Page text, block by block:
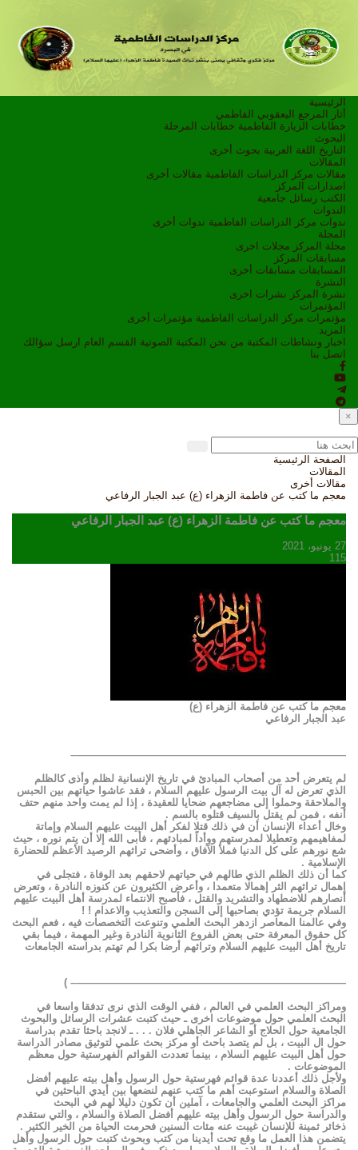
الرئيسية
أثار المرجع اليعقوبي الفاطمي
خطابات الزيارة الفاطمية خطابات المرحلة
البحوث
التاريخ
اللغة العربية بحوث أخرى
المقالات
مقالات مركز الدراسات الفاطمية مقالات أخرى
اصدارات المركز
الكتب رسائل جامعية
الندوات
ندوات مركز الدراسات الفاطمية ندوات أخرى
المجلة
مجلة المركز مجلات اخرى
مسابقات المركز
المسابقات مسابقات أخرى
النشرة
نشرة المركز نشرات اخرى
المؤتمرات
مؤتمرات مركز الدراسات الفاطمية مؤتمرات أخرى
المزيد
اخبار ونشاطات
المكتبة من نحن المكتبة الصوتية القسم العام ارسل سؤالك
اتصل بنا
×
الصفحة الرئيسية
المقالات
مقالات أخرى
معجم ما كتب عن فاطمة الزهراء (ع) عبد الجبار الرفاعي
معجم ما كتب عن فاطمة الزهراء (ع) عبد الجبار الرفاعي
27 يونيو، 2021
115
معجم ما كتب عن فاطمة الزهراء (ع)
عبد الجبار الرفاعي
——————————————————————————–
لم يتعرض أحد من أصحاب المبادئ في تاريخ الإنسانية لظلم وأذى كالظلم
الذي تعرض له آل بيت الرسول عليهم السلام ، فقد عاشوا حياتهم بين الحبس
والملاحقة وحملوا إلى مضاجعهم ضحايا للعقيدة ، إذا لم يمت واحد منهم حتف
أنفه ، فمن لم يقتل بالسيف قتلوه بالسم .
وخال أعداء الإنسان أن في ذلك قتلا لفكر أهل البيت عليهم السلام وإماتة
لمفاهيمهم وتعطيلا لمدرستهم ووأداً لمبادئهم ، فأبى الله إلا أن يتم نوره ، حيث
شع نورهم على كل الدنيا فملأ الآفاق ، وأضحى تراثهم الرصيد الأعظم للحضارة
الإسلامية .
كما أن ذلك الظلم الذي طالهم في حياتهم لاحقهم بعد الوفاة ، فتجلى في
إهمال تراثهم الثر إهمالا متعمدا ، وأعرض الكثيرون عن كنوزه النادرة ، وتعرض
أنصارهم للاضطهاد والتشريد والقتل ، فأصبح الانتماء لمدرسة أهل البيت عليهم
السلام جريمة تؤدي بصاحبها إلى السجن والتعذيب والاعدام ! !
وفي عالمنا المعاصر ازدهر البحث العلمي وتنوعت التخصصات فيه ، فعم البحث
كل حقوق المعرفة حتى بعض الفروع الثانوية النادرة وغير المهمة ، فيما بقي
تاريخ أهل البيت عليهم السلام وتراثهم أرضا بكرا لم تهتم بدراسته الجامعات
——————————————————————————– )
ومراكز البحث العلمي في العالم ، ففي الوقت الذي نرى تدفقا واسعا في
البحث العلمي حول موضوعات اخرى ـ حيث كتبت عشرات الرسائل والبحوث
الجامعية حول الحلاج أو الشاعر الجاهلي فلان . . . ـ لانجد باحثا تقدم بدراسة
حول ال البيت ، بل لم يتصد باحث أو مركز بحث علمي لتوثيق مصادر الدراسة
حول أهل البيت عليهم السلام ، بينما تعددت القوائم الفهرستية حول معظم
الموضوعات .
ولأجل ذلك أعددنا عدة قوائم فهرستية حول الرسول وأهل بيته عليهم أفضل
الصلاة والسلام استوعبت أهم ما كتب عنهم لنضعها بين أيدي الباحثين في
مراكز البحث العلمي والجامعات ، آملين أن تكون دليلا لهم في البحث
والدراسة حول الرسول وأهل بيته عليهم أفضل الصلاة والسلام ، والتي ستقدم
ذخائر ثمينة للإنسان غيبت عنه مئات السنين فحرمت الحياة من الخير الكثير .
يتضمن هذا العمل ما وقع تحت أيدينا من كتب وبحوث كتبت حول الرسول وأهل